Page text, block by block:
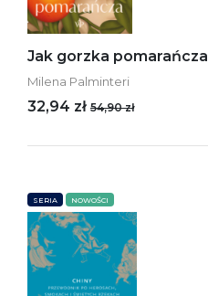
Jak gorzka pomarańcza
Milena Palminteri
32,94 zł 54,90 zł
SERIA NOWOŚCI